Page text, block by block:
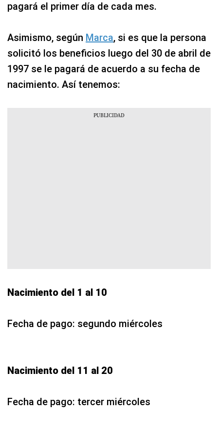
pagará el primer día de cada mes.
Asimismo, según Marca, si es que la persona
solicitó los beneficios luego del 30 de abril de
1997 se le pagará de acuerdo a su fecha de
nacimiento. Así tenemos:
Nacimiento del 1 al 10
Fecha de pago: segundo miércoles
Nacimiento del 11 al 20
Fecha de pago: tercer miércoles